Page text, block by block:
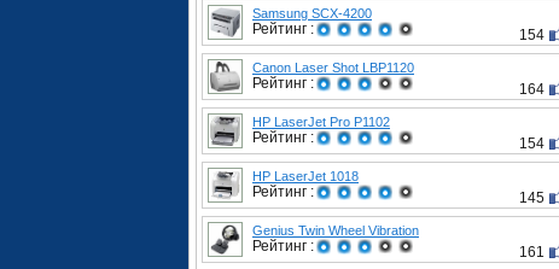
Samsung SCX-4200
Рейтинг : 154
Canon Laser Shot LBP1120
Рейтинг : 164
HP LaserJet Pro P1102
Рейтинг : 154
HP LaserJet 1018
Рейтинг : 145
Genius Twin Wheel Vibration
Рейтинг : 161